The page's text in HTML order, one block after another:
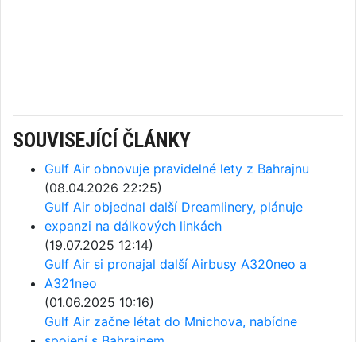
SOUVISEJÍCÍ ČLÁNKY
Gulf Air obnovuje pravidelné lety z Bahrajnu
(08.04.2026 22:25)
Gulf Air objednal další Dreamlinery, plánuje
expanzi na dálkových linkách
(19.07.2025 12:14)
Gulf Air si pronajal další Airbusy A320neo a
A321neo
(01.06.2025 10:16)
Gulf Air začne létat do Mnichova, nabídne